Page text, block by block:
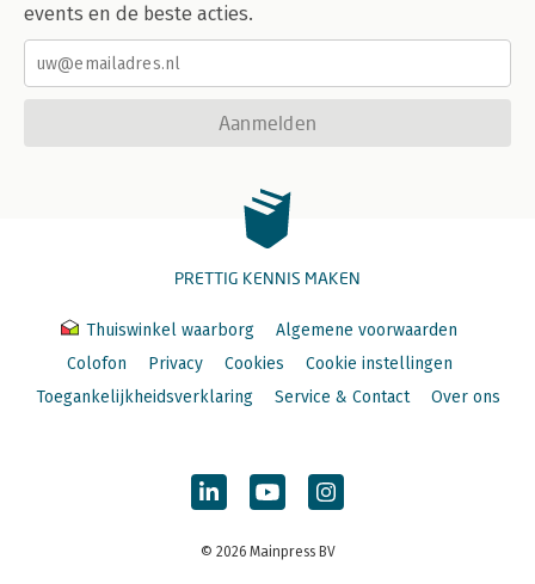
events en de beste acties.
Aanmelden
PRETTIG KENNIS MAKEN
Thuiswinkel waarborg
Algemene voorwaarden
Colofon
Privacy Cookies
Cookie instellingen
Toegankelijkheidsverklaring
Service & Contact Over ons
© 2026 Mainpress BV